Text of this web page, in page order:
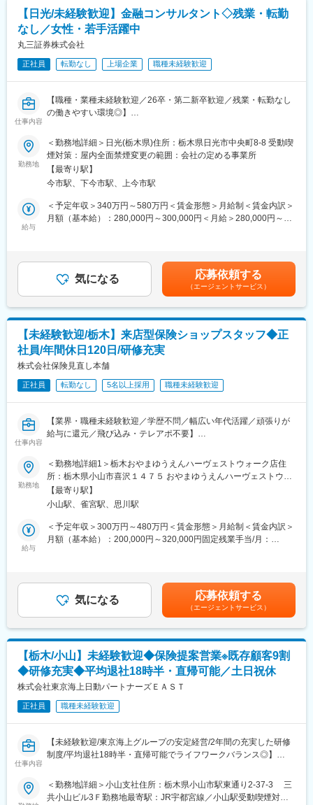
☆選べる転勤制度☆
・転居を伴う転勤有のFコース
・自宅から通勤できる範囲のAコース
■働き方
安心して長期的に働くための福利厚生・制度が充実しているの
で、育児・介護等、ライフスタイルに合った働き方を選択するこ
とが可能です。
・選べる転勤制度
・フレックスタイム制：スマートワーク運動（早帰りデー）
・育児休業取得実績 男女100％
・出生サポート制度（育児短時間勤務、チャイルドケア勤務等）
・月の平均残業時間は全体で20H程度
・女性のキャリア改革（育児時短勤務期間引き延ばしなど）
■足利銀行の強み
在籍する本部機能を設立しており日々、営業店社員からのトスア
ップを受け協業を進めお客様満足度を向上させています。
■将来性と豊かなマーケット
・栃木県は農業・工業・観光業・中小法人と豊かな商圏であり全
国４位の県民所得県だからこそお金の流動には銀行は欠かせない
マーケットです。その豊かなマーケットにおいて同行はＮｏ１シ
ェアを獲得しています。
変更の範囲：会社の定める業務
【日光/未経験歓迎】金融コンサルタント◇残業・転勤
なし／女性・若手活躍中
丸三証券株式会社
正社員 転勤なし 上場企業 職種未経験歓迎
仕事内容
【職種・業種未経験歓迎／26卒・第二新卒歓迎／残業・転勤なし
の働きやすい環境◎】
用実績多数！
■業務内容
金融コンサルタントとして、お客様一人ひとりに最適な商品を提
案いただきます。
具体的には、国内株式、国内債券、外国債券、投資信託、ファン
ドラップサービスなどを扱い、主に個人顧客を対象に、新規開拓
・資産形成コンサルタント職は、エリア限定勤務で金融コンサル
タント業務に従事し、原則転居を伴う異動はありません。
・勤務時間は、8時30分～17時の原則、定時勤務の働き方を実現
そのため評価基準も他の証券会社とは少し異なり、「手数料によ
る収益」よりも、「新規のご契約数やお預かり資産の大きさ」
（＝お客様からの信頼の大きさ）を重視して成績を評価します。
■組織構成
全体で30名～40名が在籍し、メンバーは20代～30代が多く、なか
には30代で課長を務めている人もいます。
■配属先
日光支店に配属となります。
■業務に慣れていただくまでの流れ
新卒採用もキャリア採用も同じようにキャリアアップできるよ
う、丁寧なサポートをご用意しています。業界未経験・営業未経
すので安心して業務に臨んでいただけます。
営業職が初めての方に向け、基本的なビジネスマナー等も一緒に
確認いたします。
※必要な知識は、徐々に身に着けていただければ問題ないのでご安
心ください。
《支店配属後》
入社後1年は社員1人に対して、年次の近い先輩社員1人が「コー
チャー」として付きます。
適宜本社でのフォロー研修の実施もあり、長きに渡りサポートさ
せていただきます。
勤務地
＜勤務地詳細＞日光(栃木県)住所：栃木県日光市中央町8-8 受動喫
煙対策：屋内全面禁煙変更の範囲：会社の定める事業所
【最寄り駅】
今市駅、下今市駅、上今市駅
給与
＜予定年収＞340万円～580万円＜賃金形態＞月給制＜賃金内訳＞
月額（基本給）：280,000円～300,000円＜月給＞280,000円～
主任■年収526万円 ／ 30歳 ／次席賃金はあくまでも目安の金額で
あり、選考を通じて上下する可能性があります。月給(月額)は固定
手当を含めた表記です。
気になる 応募依頼する
（エージェントサービス）
【未経験歓迎/栃木】来店型保険ショップスタッフ◆正
社員/年間休日120日/研修充実
株式会社保険見直し本舗
正社員 転勤なし 5名以上採用 職種未経験歓迎
仕事内容
【業界・職種未経験歓迎／学歴不問／幅広い年代活躍／頑張りが
給与に還元／飛び込み・テレアポ不要】
■業務内容：
保険加入の相談を希望されている個人のお客様に対して、最適な
保険商品をご案内いただきます。
お客様のライフプランや保険に対する考え方を丁寧にヒアリング
し、内容を踏まえた最適なプランを提案する仕事です。
＜主な仕事の流れ＞
(1) ご相談対応：ご予約のお客様をお迎えし、現状やお悩みを伺い
(4) ご契約・アフターフォロー：1組のお客様につき平均3回程度の
商談を通じてご納得いただいた上でご契約。その後も継続的にサ
Web上で保険相談をお申込みいただいたお客様や、イベント集客
から来店いただいたお客様等を担当するため、アポイント獲得に
時間と労力を使うことなく、保険のコンサルティング提案に集中
いただける点が大きな特徴です。担当するのは『提案～ご契約』
までのため、飛び込みやテレアポなどの新規見込客の獲得の業務
は一切ありません。来店件数は1日2件程度で、既に保険の見直し
を検討されているお客様のため約2件に1件という高い確率での成
約を誇ります。
■充実の研修体制：
未経験の方も、経験者の方も、当社独自のプログラムでスキルア
ロープレ研修などを通じ営業の「型」をインプット
入社後～2か月弱：商品研修、店舗でのOJT、ロープレなどで実践
勤務地
＜勤務地詳細1＞栃木おやまゆうえんハーヴェストウォーク店住
所：栃木県小山市喜沢１４７５ おやまゆうえんハーヴェストウォ
ーク１Ｆ受動喫煙対策：屋内全面禁煙＜勤務地詳細2＞栃木ジョイ
フル本田宇都宮店住所：栃木県河内郡上三川町磯岡421番地1 ジョ
3＞パセオ宇都宮店住所：栃木県宇都宮市川向町1番地23 パセオ
2F受動喫煙対策：屋内全面禁煙変更の範囲：会社の定める事業所
【最寄り駅】
小山駅、雀宮駅、思川駅
給与
＜予定年収＞300万円～480万円＜賃金形態＞月給制＜賃金内訳＞
月額（基本給）：200,000円～320,000円固定残業手当/月：
験・能力を考慮の上、当社規定により優遇致します。※試用期間は
3ヶ月有り：試用期間中の金額変動はありません＜年収例＞2年目
／前職：不動産営業480万円（月給25万円＋インセンティブ180万
円）4年目／前職：販売スタッフ624万円（月給27万円＋インセン
ティブ300万円）賃金はあくまでも目安の金額であり、選考を通
じて上下する可能性があります。月給(月額)は固定手当を含めた表
記です。
気になる 応募依頼する
（エージェントサービス）
【栃木/小山】未経験歓迎◆保険提案営業※既存顧客9割
◆研修充実◆平均退社18時半・直帰可能／土日祝休
株式会社東京海上日動パートナーズＥＡＳＴ
正社員 職種未経験歓迎
仕事内容
【未経験歓迎/東京海上グループの安定経営/2年間の充実した研修
制度/平均退社18時半・直帰可能でライフワークバランス◎】
東京海上日動火災保険株式会社（損害保険業）に出向となり、損
害保険・生命保険の営業職として下記の業務をご担当いただきま
＜勤務地詳細＞小山支社住所：栃木県小山市駅東通り2-37-3 三
共小山ビル3Ｆ勤務地最寄駅：JR宇都宮線／小山駅受動喫煙対